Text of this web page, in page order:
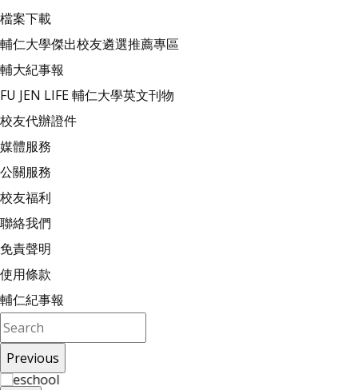
檔案下載
輔仁大學傑出校友遴選推薦專區
輔大紀事報
FU JEN LIFE 輔仁大學英文刊物
校友代辦證件
媒體服務
公關服務
校友福利
聯絡我們
免責聲明
使用條款
輔仁紀事報
Previous